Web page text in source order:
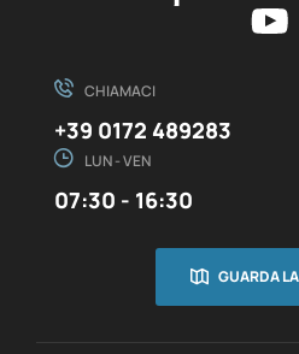
CHIAMACI
+39 0172 489283
LUN - VEN
07:30 - 16:30
GUARDA